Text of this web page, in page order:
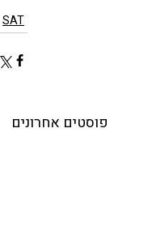
SAT
פוסטים אחרונים